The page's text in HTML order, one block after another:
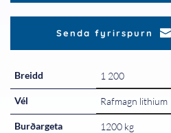
Senda fyrirspurn
Breidd 1 200
Vél Rafmagn lithium
Burðargeta 1200 kg